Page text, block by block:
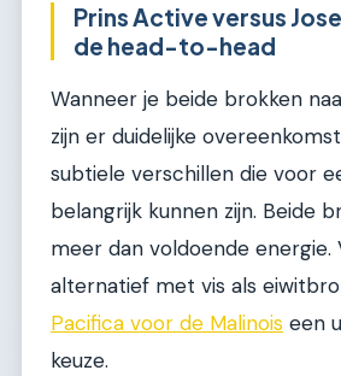
Prins Active versus
de head-to-head
Wanneer je beide brokken
zijn er duidelijke
subtiele verschillen die voor
belangrijk kunnen zijn. Beide
meer dan voldoende energie.
alternatief met vis als
Pacifica voor de Malinois een
keuze.